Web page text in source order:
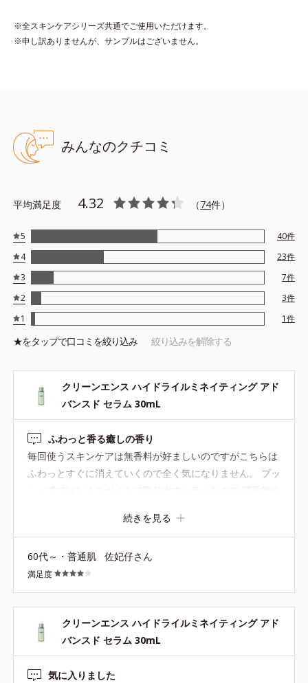
塗った瞬間、パンッとうるおうハリ肌に。素肌を再起動(*1)する
素肌にうるおいを巡らせ(*4)押し上げるようなハリに導くキャッ
サバ由来のトレハロース(*5)、うるおいを与えて抱え込み、ツヤ
キメのひとつひとつに「じゅわっ」としみわたる(*4)オイル級の
ここちよいテクスチャーで、べたつかないのに肌深くまで(*4)う
るおい、あとから使う化粧水のなじみを高めます。
深呼吸したくなる、ハーバルウッディの香り。
*1 うるおいを与えること
*2 うるおいによる
*3 乾燥、ハリ・ツヤのなさ
*4 角層まで
バ由来の保湿成分
*6 クチナシ果実エキス、ワイルドタイムエキス配合＝うるおい
●無着色 ●自然由来指数約95%(水含む)●パラベンフリー●シリコーン
肌へ導くキャッサバ由来の保湿成分●クチナシ果実エキス、ワイルド
※全スキンケアシリーズ共通でご使用いただけます。
※申し訳ありませんが、サンプルはございません。
みんなのクチコミ
平均満足度 4.32 （74件）
5 40件
4
23件
3
7件
2
3件
1
1件
★をタップで口コミを絞り込み 絞り込みを解除する
クリーンエンス ハイドライルミネイティング アド
バンスド セラム 30mL
ふわっと香る癒しの香り
毎回使うスキンケアは無香料が好ましいのですがこちらは
ふわっとすぐに消えていくので全く気になりません。 プッ
いですよ。 テクスチャーは すぐに肌に馴染むさらさらと
うときは適用よりさらに1～3滴多めに取ってしまい、かえ
って少しコスパが悪く感じてしまいます。 が、優しいテク
スチャーとなにより香りに癒されるのでリピしています。
お値段が高めなので…、 ふだんはベースアクティブLPセラ
ムを使用して、 クリーエンスのアドバンスドセラムは 気
分転換をしたいときの夜のみに使っています。 どちらも化
続きを見る
60代～・普通肌 佐妃仔さん
満足度
クリーンエンス ハイドライルミネイティング アド
バンスド セラム 30mL
気に入りました